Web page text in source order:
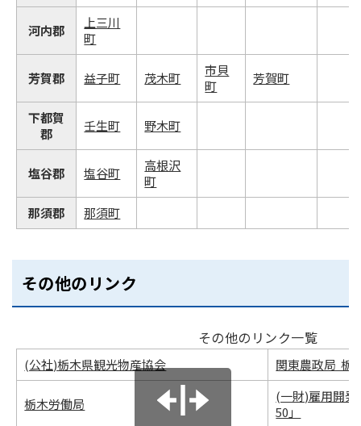
河内郡
上三川
町
芳賀郡 益子町 茂木町
市貝
町
芳賀町
下都賀
郡
壬生町 野木町
塩谷郡 塩谷町
高根沢
町
那須郡
那須町
その他のリンク
その他のリンク一覧
(公社)栃木県観光物産協会 関東農政局 栃
栃木労働局
(一財)雇用開
50」